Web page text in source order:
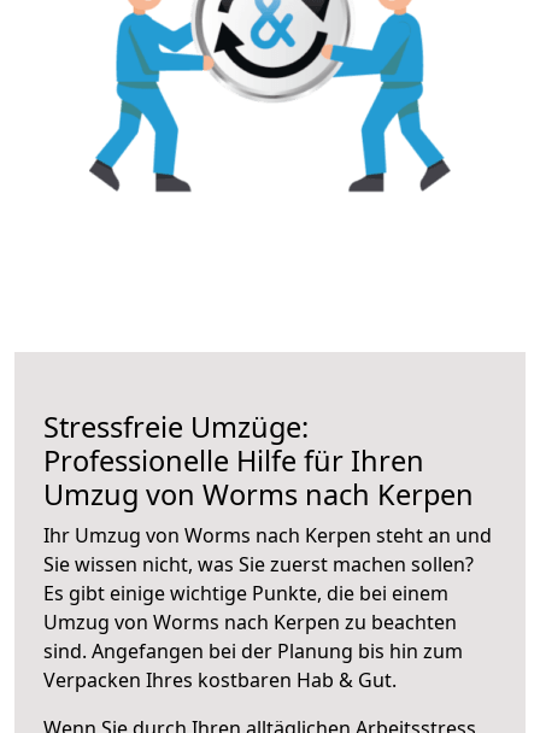
Stressfreie Umzüge:
Professionelle Hilfe für Ihren
Umzug von Worms nach Kerpen
Ihr Umzug von Worms nach Kerpen steht an und
Sie wissen nicht, was Sie zuerst machen sollen?
Es gibt einige wichtige Punkte, die bei einem
Umzug von Worms nach Kerpen zu beachten
sind. Angefangen bei der Planung bis hin zum
Verpacken Ihres kostbaren Hab & Gut.